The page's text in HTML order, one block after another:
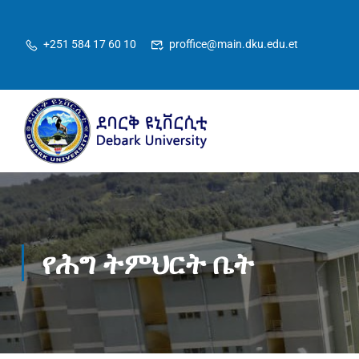
+251 584 17 60 10 proffice@main.dku.edu.et
የሕግ ትምህርት ቤት